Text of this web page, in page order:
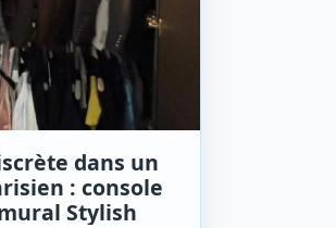
dans un
: console
Stylish